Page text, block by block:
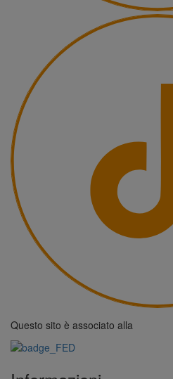
Questo sito è associato alla